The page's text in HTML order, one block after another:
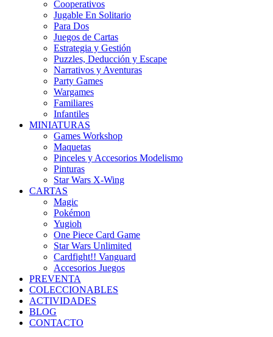
Cooperativos
Jugable En Solitario
Para Dos
Juegos de Cartas
Estrategia y Gestión
Puzzles, Deducción y Escape
Narrativos y Aventuras
Party Games
Wargames
Familiares
Infantiles
MINIATURAS
Games Workshop
Maquetas
Pinceles y Accesorios Modelismo
Pinturas
Star Wars X-Wing
CARTAS
Magic
Pokémon
Yugioh
One Piece Card Game
Star Wars Unlimited
Cardfight!! Vanguard
Accesorios Juegos
PREVENTA
COLECCIONABLES
ACTIVIDADES
BLOG
CONTACTO